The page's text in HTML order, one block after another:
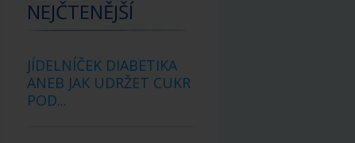
NEJČTENĚJŠÍ
JÍDELNÍČEK DIABETIKA
ANEB JAK UDRŽET CUKR
POD...